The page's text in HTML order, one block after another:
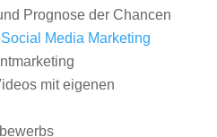
Prognose der Chancen
Social Media Marketing
mit eigenen